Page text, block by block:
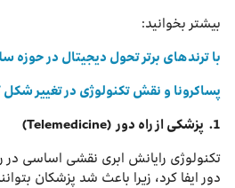
بیشتر بخوانید:
با ترندهای برتر تحول دیجیتال در حوزه
پساکرونا و نقش تکنولوژی در تغییر
1.
پزشکی از راه دور (Telemedicine)
تکنولوژی رایانش ابری نقشی اساسی
دور ایفا کرد، زیرا باعث شد پزشکان